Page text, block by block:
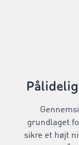
grundlaget
sikre et højt